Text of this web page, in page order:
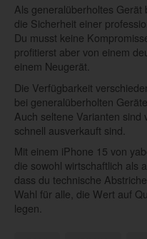
Als generalüberholtes
die Sicherheit einer
Du musst keine
profitierst aber von einem
einem Neugerät.
Die Verfügbarkeit
bei generalüberholten
Auch seltene Varianten sind
schnell ausverkauft sind.
Mit einem iPhone 15 von
die sowohl wirtschaftlich als
dass du technische
Wahl für alle, die Wert auf
legen.